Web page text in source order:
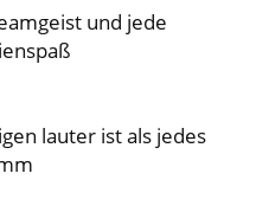
und jede
lauter ist als jedes